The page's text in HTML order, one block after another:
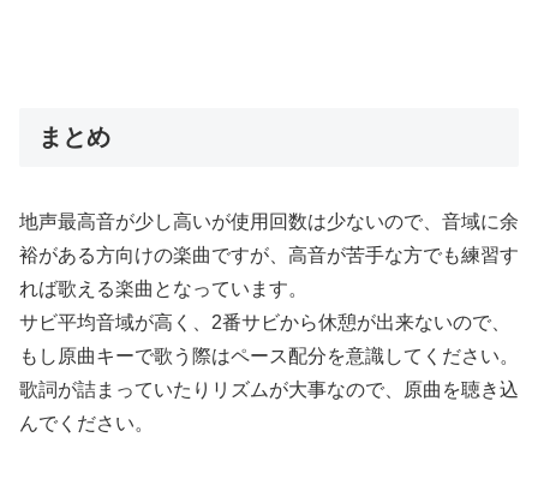
まとめ
地声最高音が少し高いが使用回数は少ないので、音域に余
裕がある方向けの楽曲ですが、高音が苦手な方でも練習す
れば歌える楽曲となっています。
サビ平均音域が高く、2番サビから休憩が出来ないので、
もし原曲キーで歌う際はペース配分を意識してください。
歌詞が詰まっていたりリズムが大事なので、原曲を聴き込
んでください。